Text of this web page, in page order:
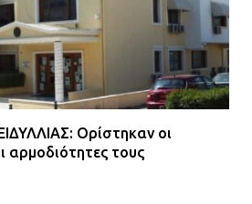
Ορίστηκαν οι
αρμοδιότητες τους